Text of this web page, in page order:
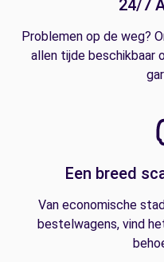
24/7
Problemen op de weg?
allen tijde beschikbaar
Een breed
Van economische
bestelwagens, vind